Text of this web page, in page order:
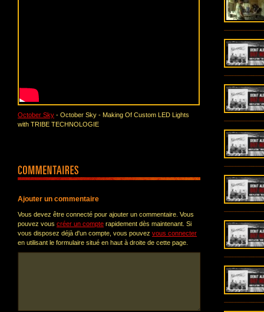
October Sky - October Sky - Making Of Custom LED Lights
with TRIBE TECHNOLOGIE
Ajouter un commentaire
Vous devez être connecté pour ajouter un commentaire. Vous
pouvez vous créer un compte rapidement dès maintenant. Si
vous disposez déjà d'un compte, vous pouvez vous connecter
en utilisant le formulaire situé en haut à droite de cette page.